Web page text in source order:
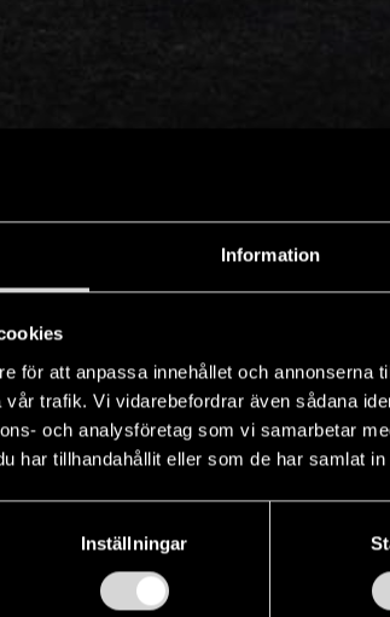
Information
för att anpassa innehållet och annonserna
trafik. Vi vidarebefordrar även sådana
och analysföretag som vi samarbetar
har tillhandahållit eller som de har samlat
Inställningar
utrustning